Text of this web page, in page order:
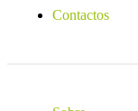
Contactos